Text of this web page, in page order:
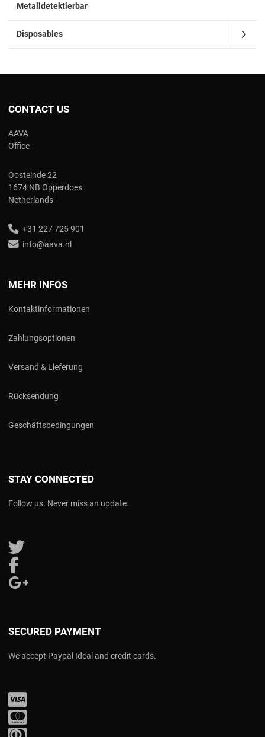
Metalldetektierbar
Disposables
CONTACT US
AAVA
Office
Oosteinde 22
1674 NB Opperdoes
Netherlands
+31 227 725 901
info@aava.nl
MEHR INFOS
Kontaktinformationen
Zahlungsoptionen
Versand & Lieferung
Rücksendung
Geschäftsbedingungen
STAY CONNECTED
Follow us. Never miss an update.
Follow us on Twitter
SECURED PAYMENT
We accept Paypal Ideal and credit cards.